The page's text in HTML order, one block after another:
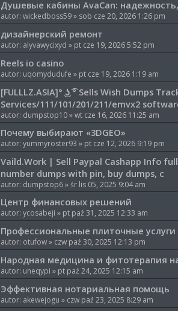
Душевые кабины AvaCan:
autor: wickedboss59» sob cze 20, 2026 1:26 pm
дизайнерский ремонт
autor: alyvawycixyd » pt cze 19, 2026 5:52 pm
Reels io casino
autor: uqomydudufe » pt cze 19, 2026 1:19 am
[FULLLZ.ASIA]° ͜ʖ ͡° Sells Wish Dumps
Services/111/101/201/211/emvx2
autor: dumpstop10» wt cze 16, 2026 11:25 am
Почему выбирают «3DGEO»
autor: yummyroster93 » pt cze 12, 2026 9:19 pm
Vaild.Work | Sell Paypal Cashapp Info
number dumps with pin, buy dumps, c
autor: dumpstop6» śr lis 05, 2025 9:04 am
Центр финансовых решений
autor: ycosabeji » pt paź 31, 2025 12:33 am
Профессиональные плиточные услуги
autor: otufow» czw paź 30, 2025 12:13 pm
Народная медицина и фитотерапия
autor: uneqypi » pt paź 24, 2025 12:15 am
Эффективная нотариальная помощь
autor: akewejogu » czw paź 23, 2025 8:29 am